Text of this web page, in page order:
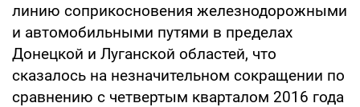
линию соприкосновения железнодорожными
и автомобильными путями в пределах
Донецкой и Луганской областей, что
сказалось на незначительном сокращении по
сравнению с четвертым кварталом 2016 года